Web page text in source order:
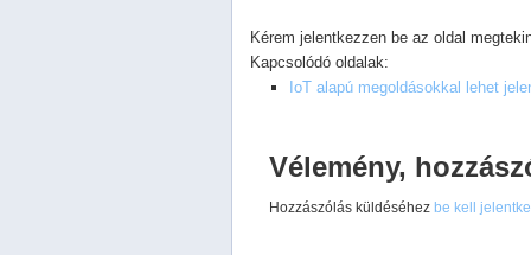
Kérem jelentkezzen be az oldal
Kapcsolódó oldalak:
IoT alapú megoldásokkal lehet
Vélemény,
Hozzászólás küldéséhez be kell